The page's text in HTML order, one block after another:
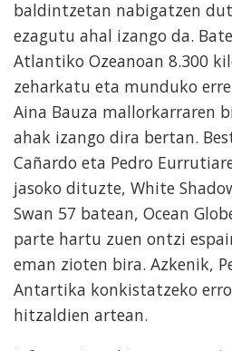
baldintzetan nabigatzen
ezagutu ahal izango da.
Atlantiko Ozeanoan 8.300
zeharkatu eta munduko
Aina Bauza mallorkarraren
ahak izango dira bertan.
Cañardo eta Pedro
jasoko dituzte, White
Swan 57 batean, Ocean
parte hartu zuen ontzi
eman zioten bira. Azkenik,
Antartika konkistatzeko
hitzaldien artean.